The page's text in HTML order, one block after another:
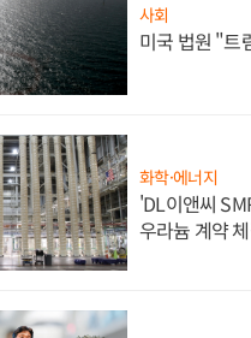
사회
미국 법원 "트
화학·에너지
'DL이앤씨
우라늄 계약